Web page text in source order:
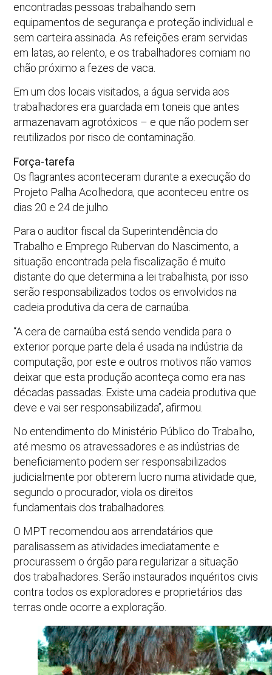
encontradas pessoas trabalhando sem
equipamentos de segurança e proteção individual e
sem carteira assinada. As refeições eram servidas
em latas, ao relento, e os trabalhadores comiam no
chão próximo a fezes de vaca.
Em um dos locais visitados, a água servida aos
trabalhadores era guardada em toneis que antes
armazenavam agrotóxicos – e que não podem ser
reutilizados por risco de contaminação.
Força-tarefa
Os flagrantes aconteceram durante a execução do
Projeto Palha Acolhedora, que aconteceu entre os
dias 20 e 24 de julho.
Para o auditor fiscal da Superintendência do
Trabalho e Emprego Rubervan do Nascimento, a
situação encontrada pela fiscalização é muito
distante do que determina a lei trabalhista, por isso
serão responsabilizados todos os envolvidos na
cadeia produtiva da cera de carnaúba.
“A cera de carnaúba está sendo vendida para o
exterior porque parte dela é usada na indústria da
computação, por este e outros motivos não vamos
deixar que esta produção aconteça como era nas
décadas passadas. Existe uma cadeia produtiva que
deve e vai ser responsabilizada”, afirmou.
No entendimento do Ministério Público do Trabalho,
até mesmo os atravessadores e as indústrias de
beneficiamento podem ser responsabilizados
judicialmente por obterem lucro numa atividade que,
segundo o procurador, viola os direitos
fundamentais dos trabalhadores.
O MPT recomendou aos arrendatários que
paralisassem as atividades imediatamente e
procurassem o órgão para regularizar a situação
dos trabalhadores. Serão instaurados inquéritos civis
contra todos os exploradores e proprietários das
terras onde ocorre a exploração.